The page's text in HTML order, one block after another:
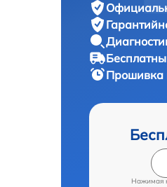
Прошивка
Нажимая